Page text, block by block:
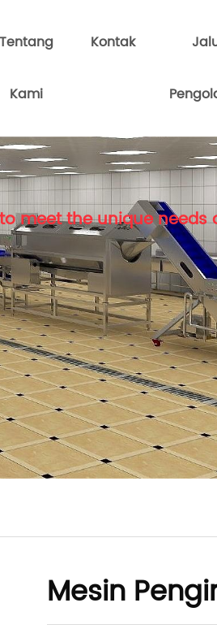
Tentang
Kami
Kontak
meet the unique needs
Mesin